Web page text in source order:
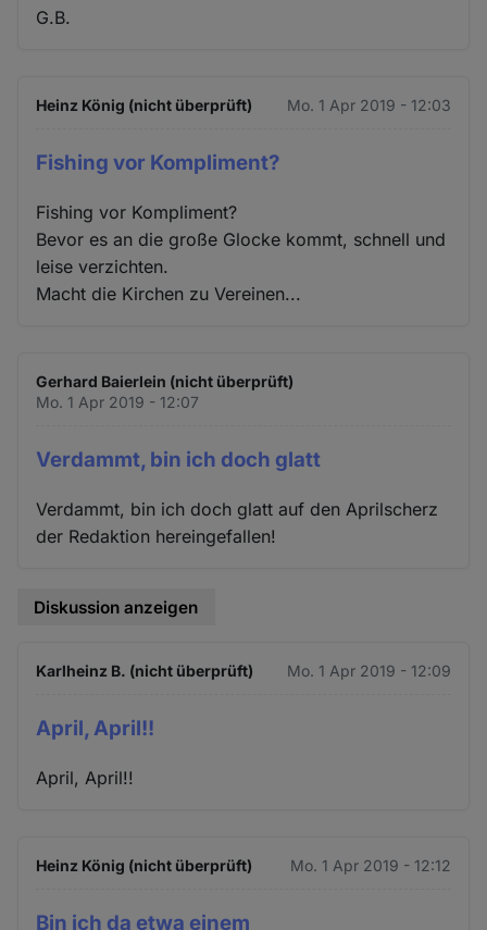
G.B.
Heinz König (nicht überprüft) Mo. 1 Apr 2019 - 12:03
Fishing vor Kompliment?
Fishing vor Kompliment?
Bevor es an die große Glocke kommt, schnell und
leise verzichten.
Macht die Kirchen zu Vereinen...
Gerhard Baierlein (nicht überprüft)
Mo. 1 Apr 2019 - 12:07
Verdammt, bin ich doch glatt
Verdammt, bin ich doch glatt auf den Aprilscherz
der Redaktion hereingefallen!
Diskussion anzeigen
Karlheinz B. (nicht überprüft) Mo. 1 Apr 2019 - 12:09
April, April!!
April, April!!
Heinz König (nicht überprüft) Mo. 1 Apr 2019 - 12:12
Bin ich da etwa einem